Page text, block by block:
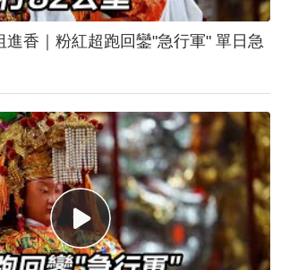
｜粉紅超跑回鑾"急行軍" 單日急